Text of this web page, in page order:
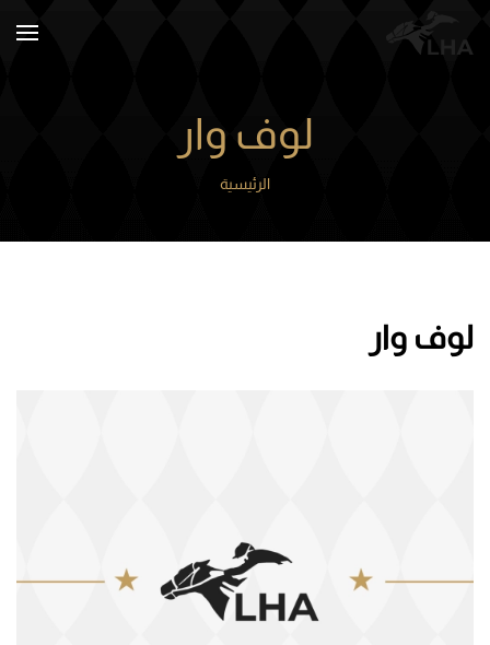
لوف وار
الرئيسية
لوف وار